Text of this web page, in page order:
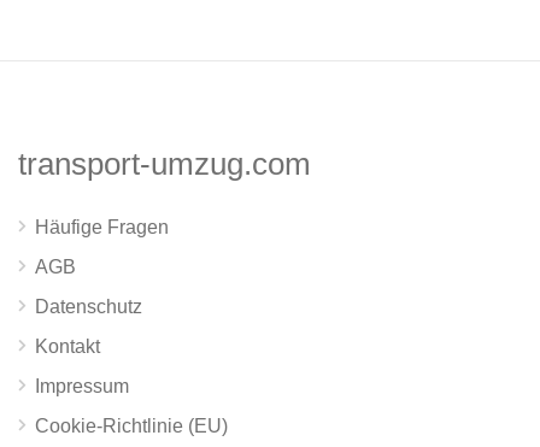
transport-umzug.com
Häufige Fragen
AGB
Datenschutz
Kontakt
Impressum
Cookie-Richtlinie (EU)